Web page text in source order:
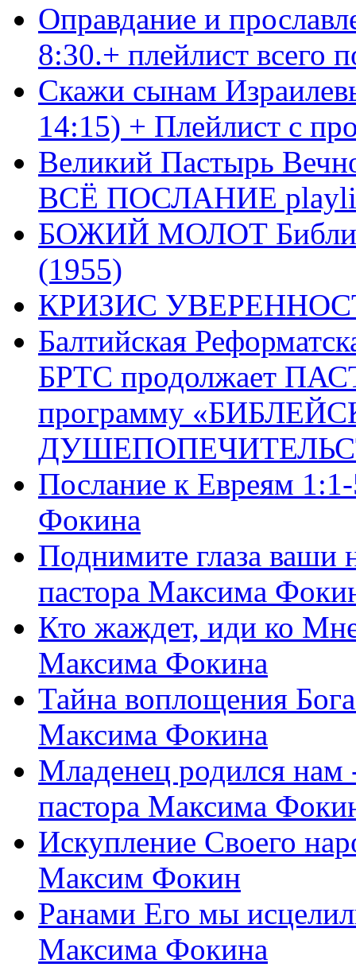
Оправдание и
8:30.+ плейлист
Скажи сынам
14:15) + Плейлист с
Великий Пастырь
ВСЁ ПОСЛАНИЕ
БОЖИЙ МОЛОТ Библия
(1955)
КРИЗИС
Балтийская
БРТС продолжает
программу
Послание к Евреям
Фокина
Поднимите глаза ваши
пастора Максима
Кто жаждет, иди ко
Максима Фокина
Тайна воплощения
Максима Фокина
Младенец родился
пастора Максима
Искупление Своего
Максим Фокин
Ранами Его мы
Максима Фокина